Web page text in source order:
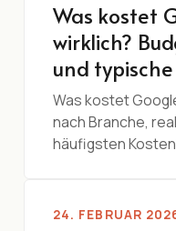
Was kostet
wirklich?
und
Was kostet
nach Branche,
häufigsten
24. FEBRUAR